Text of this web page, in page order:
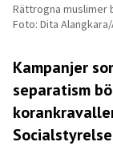
Rättrogna muslimer
Foto: Dita Alangkara/
Kampanjer
separatism